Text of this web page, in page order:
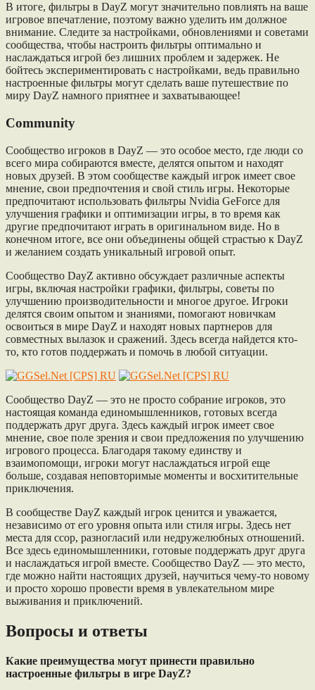
В итоге, фильтры в DayZ могут значительно повлиять на ваше
игровое впечатление, поэтому важно уделить им должное
внимание. Следите за настройками, обновлениями и советами
сообщества, чтобы настроить фильтры оптимально и
наслаждаться игрой без лишних проблем и задержек. Не
бойтесь экспериментировать с настройками, ведь правильно
настроенные фильтры могут сделать ваше путешествие по
миру DayZ намного приятнее и захватывающее!
Community
Сообщество игроков в DayZ — это особое место, где люди со
всего мира собираются вместе, делятся опытом и находят
новых друзей. В этом сообществе каждый игрок имеет свое
мнение, свои предпочтения и свой стиль игры. Некоторые
предпочитают использовать фильтры Nvidia GeForce для
улучшения графики и оптимизации игры, в то время как
другие предпочитают играть в оригинальном виде. Но в
конечном итоге, все они объединены общей страстью к DayZ
и желанием создать уникальный игровой опыт.
Сообщество DayZ активно обсуждает различные аспекты
игры, включая настройки графики, фильтры, советы по
улучшению производительности и многое другое. Игроки
делятся своим опытом и знаниями, помогают новичкам
освоиться в мире DayZ и находят новых партнеров для
совместных вылазок и сражений. Здесь всегда найдется кто-
то, кто готов поддержать и помочь в любой ситуации.
Сообщество DayZ — это не просто собрание игроков, это
настоящая команда единомышленников, готовых всегда
поддержать друг друга. Здесь каждый игрок имеет свое
мнение, свое поле зрения и свои предложения по улучшению
игрового процесса. Благодаря такому единству и
взаимопомощи, игроки могут наслаждаться игрой еще
больше, создавая неповторимые моменты и восхитительные
приключения.
В сообществе DayZ каждый игрок ценится и уважается,
независимо от его уровня опыта или стиля игры. Здесь нет
места для ссор, разногласий или недружелюбных отношений.
Все здесь единомышленники, готовые поддержать друг друга
и наслаждаться игрой вместе. Сообщество DayZ — это место,
где можно найти настоящих друзей, научиться чему-то новому
и просто хорошо провести время в увлекательном мире
выживания и приключений.
Вопросы и ответы
Какие преимущества могут принести правильно
настроенные фильтры в игре DayZ?